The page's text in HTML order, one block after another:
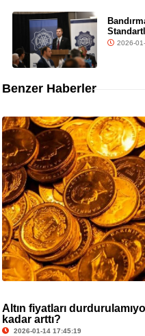
2026-
Benzer Haberler
Altın fiyatları
kadar arttı?
2026-01-14 17:45:19